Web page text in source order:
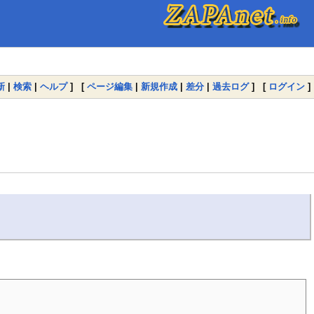
| 検索 | ヘルプ] [ ページ編集 | 新規作成 | 差分 | 過去ログ] [ ログイン ]